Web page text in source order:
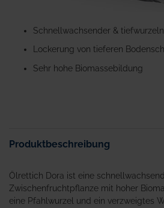
Anfang
Bildgalerie
springen
Schnellwachsender &
Lockerung von tieferen
Sehr hohe Biomassebildung
Produktbeschreibung
Ölrettich Dora ist eine
Zwischenfruchtpflanze mit hoher
eine Pfahlwurzel und ein verzweigtes